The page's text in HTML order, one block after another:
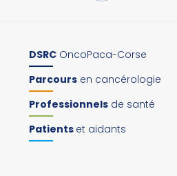
DSRC OncoPaca-Corse
Parcours en cancérologie
Professionnels de santé
Patients et aidants